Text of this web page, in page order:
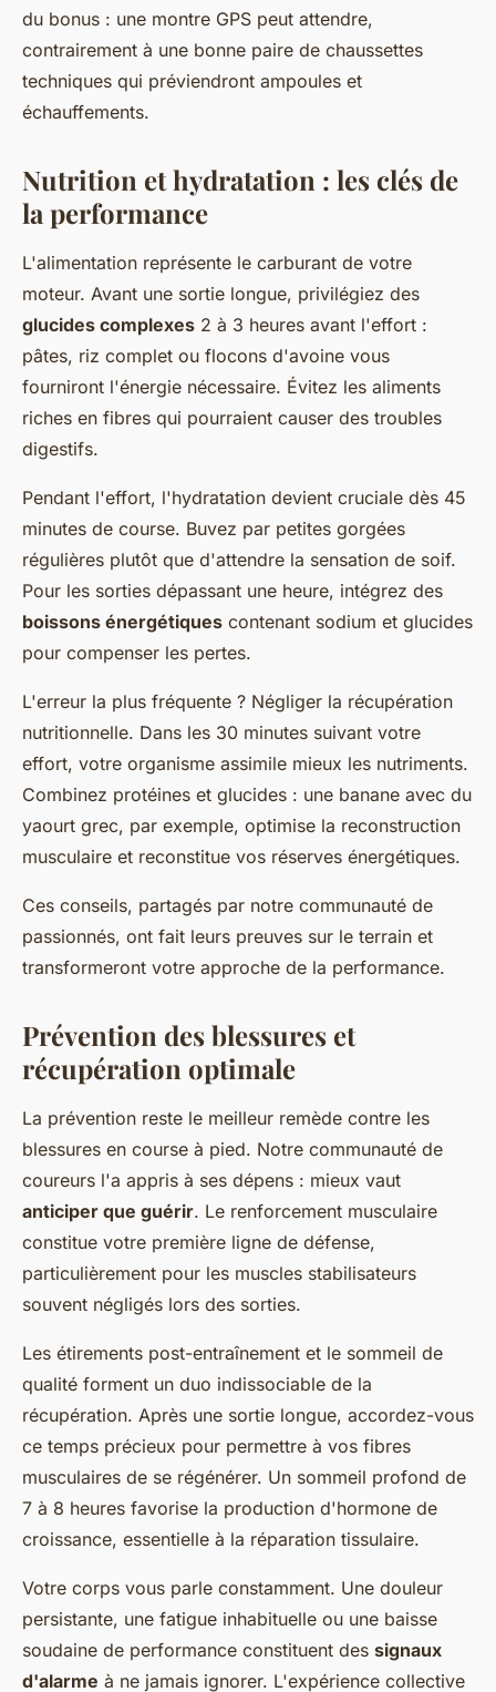
du bonus : une montre GPS peut attendre,
contrairement à une bonne paire de chaussettes
techniques qui préviendront ampoules et
échauffements.
Nutrition et hydratation : les clés de
la performance
L'alimentation représente le carburant de votre
moteur. Avant une sortie longue, privilégiez des
glucides complexes 2 à 3 heures avant l'effort :
pâtes, riz complet ou flocons d'avoine vous
fourniront l'énergie nécessaire. Évitez les aliments
riches en fibres qui pourraient causer des troubles
digestifs.
Pendant l'effort, l'hydratation devient cruciale dès 45
minutes de course. Buvez par petites gorgées
régulières plutôt que d'attendre la sensation de soif.
Pour les sorties dépassant une heure, intégrez des
boissons énergétiques contenant sodium et glucides
pour compenser les pertes.
L'erreur la plus fréquente ? Négliger la récupération
nutritionnelle. Dans les 30 minutes suivant votre
effort, votre organisme assimile mieux les nutriments.
Combinez protéines et glucides : une banane avec du
yaourt grec, par exemple, optimise la reconstruction
musculaire et reconstitue vos réserves énergétiques.
Ces conseils, partagés par notre communauté de
passionnés, ont fait leurs preuves sur le terrain et
transformeront votre approche de la performance.
Prévention des blessures et
récupération optimale
La prévention reste le meilleur remède contre les
blessures en course à pied. Notre communauté de
coureurs l'a appris à ses dépens : mieux vaut
anticiper que guérir. Le renforcement musculaire
constitue votre première ligne de défense,
particulièrement pour les muscles stabilisateurs
souvent négligés lors des sorties.
Les étirements post-entraînement et le sommeil de
qualité forment un duo indissociable de la
récupération. Après une sortie longue, accordez-vous
ce temps précieux pour permettre à vos fibres
musculaires de se régénérer. Un sommeil profond de
7 à 8 heures favorise la production d'hormone de
croissance, essentielle à la réparation tissulaire.
Votre corps vous parle constamment. Une douleur
persistante, une fatigue inhabituelle ou une baisse
soudaine de performance constituent des signaux
d'alarme à ne jamais ignorer. L'expérience collective